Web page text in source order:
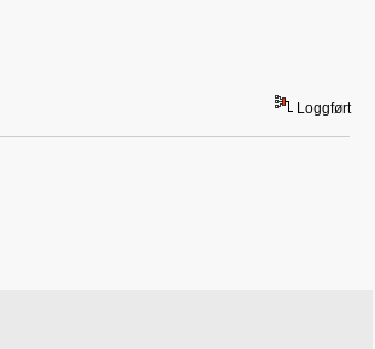
Loggført